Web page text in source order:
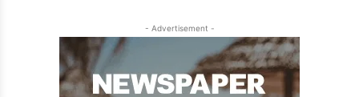
- Advertisement -